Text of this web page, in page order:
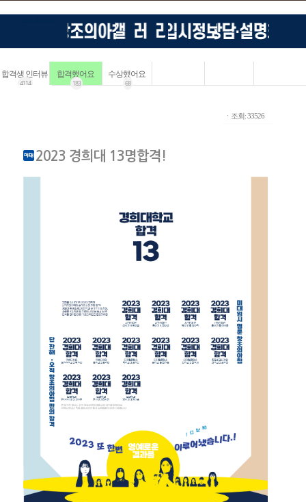
합격생 인터뷰
4114
합격했어요
183
수상했어요
68
ㆍ조회: 33526
2023 경희대 13명합격!